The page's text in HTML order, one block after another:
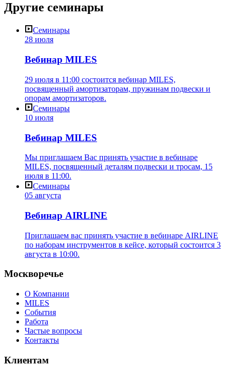
Другие семинары
Семинары
28 июля
Вебинар MILES
29 июля в 11:00 состоится вебинар MILES,
посвященный амортизаторам, пружинам подвески и
опорам амортизаторов.
Семинары
10 июля
Вебинар MILES
Мы приглашаем Вас принять участие в вебинаре
MILES, посвященный деталям подвески и тросам, 15
июля в 11:00.
Семинары
05 августа
Вебинар AIRLINE
Приглашаем вас принять участие в вебинаре AIRLINE
по наборам инструментов в кейсе, который состоится 3
августа в 10:00.
Москворечье
О Компании
MILES
События
Работа
Частые вопросы
Контакты
Клиентам